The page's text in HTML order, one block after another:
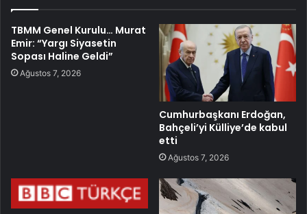
TBMM Genel Kurulu… Murat
Emir: “Yargı Siyasetin
Sopası Haline Geldi”
Ağustos 7, 2026
Cumhurbaşkanı Erdoğan,
Bahçeli’yi Külliye’de kabul
etti
Ağustos 7, 2026